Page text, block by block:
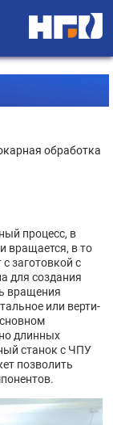
обработка
процесс, в
вращается, в то
заготовкой с
для создания
вращения
или верти-
длинных
станок с ЧПУ
позволить